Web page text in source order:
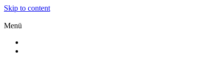
Skip to content
Menü